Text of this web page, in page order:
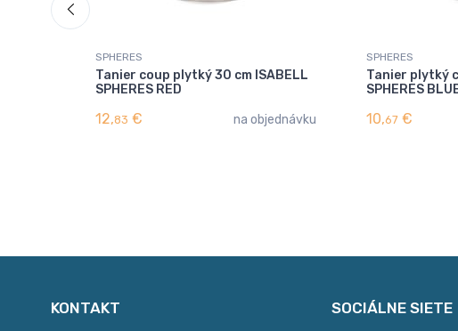
SPHERES
Tanier coup plytký 30 cm ISABELL
SPHERES RED
12,83 € na objednávku
SPHERES
Tanier plytký
SPHERES
10,67 €
KONTAKT SOCIÁLNE SIETE